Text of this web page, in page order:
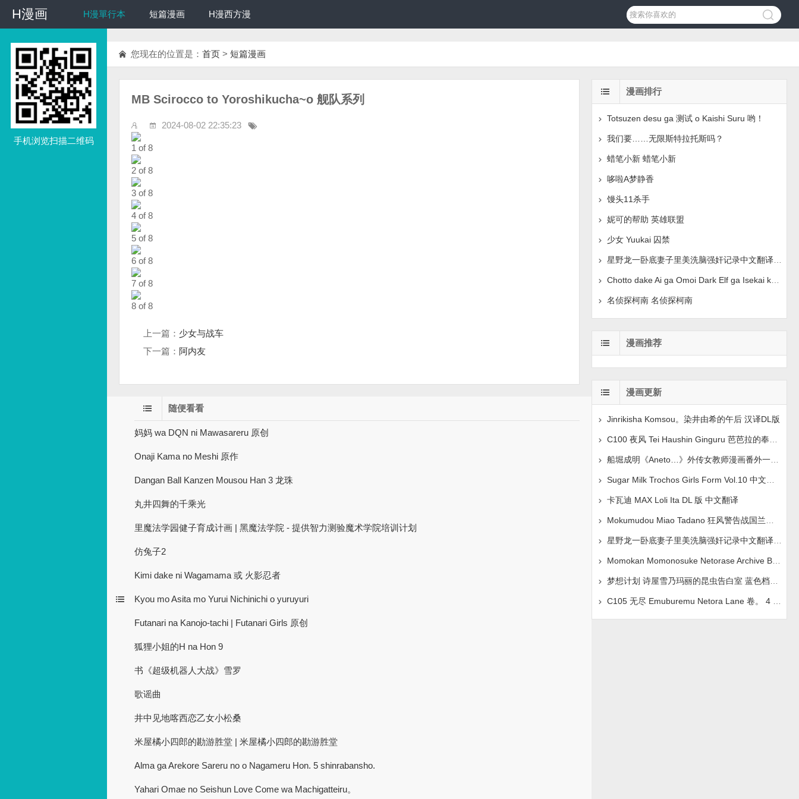
H漫画
H漫画 H漫單行本 短篇漫画 H漫西方漫
手机浏览扫描二维码
您现在的位置是： 首页 > 短篇漫画
MB Scirocco to Yoroshikucha~o 舰队系列
2024-08-02 22:35:23
1 of 8
2 of 8
3 of 8
4 of 8
5 of 8
6 of 8
7 of 8
8 of 8
上一篇： 少女与战车
下一篇： 阿内友
随便看看
妈妈 wa DQN ni Mawasareru 原创
Onaji Kama no Meshi 原作
Dangan Ball Kanzen Mousou Han 3 龙珠
丸井四舞的千乘光
里魔法学园健子育成计画 | 黑魔法学院 - 提供智力测验魔术学院培训计划
仿兔子2
Kimi dake ni Wagamama 或 火影忍者
Kyou mo Asita mo Yurui Nichinichi o yuruyuri
Futanari na Kanojo-tachi | Futanari Girls 原创
狐狸小姐的H na Hon 9
书《超级机器人大战》雪罗
歌谣曲
井中见地喀西恋乙女小松桑
米屋橘小四郎的勘游胜堂 | 米屋橘小四郎的勘游胜堂
Alma ga Arekore Sareru no o Nagameru Hon. 5 shinrabansho.
Yahari Omae no Seishun Love Come wa Machigatteiru。
漫画排行
Totsuzen desu ga 测试 o Kaishi Suru 哟！
我们要……无限斯特拉托斯吗？
蜡笔小新 蜡笔小新
哆啦A梦静香
馒头11杀手
妮可的帮助 英雄联盟
少女 Yuukai 囚禁
星野龙一卧底妻子里美洗脑强奸记录中文翻译页面失踪
Chotto dake Ai ga Omoi Dark Elf ga Isekai kara Oik
名侦探柯南 名侦探柯南
漫画推荐
漫画更新
Jinrikisha Komsou。染井由希的午后 汉译DL版
船堀成明《Aneto…》外传女教师漫画番外一2016年3月号
卡瓦迪 MAX Loli Ita DL 版 中文翻译
星野龙一卧底妻子里美洗脑强奸记录中文翻译页面失踪
Momokan Momonosuke Netorase Archive Blue Archive